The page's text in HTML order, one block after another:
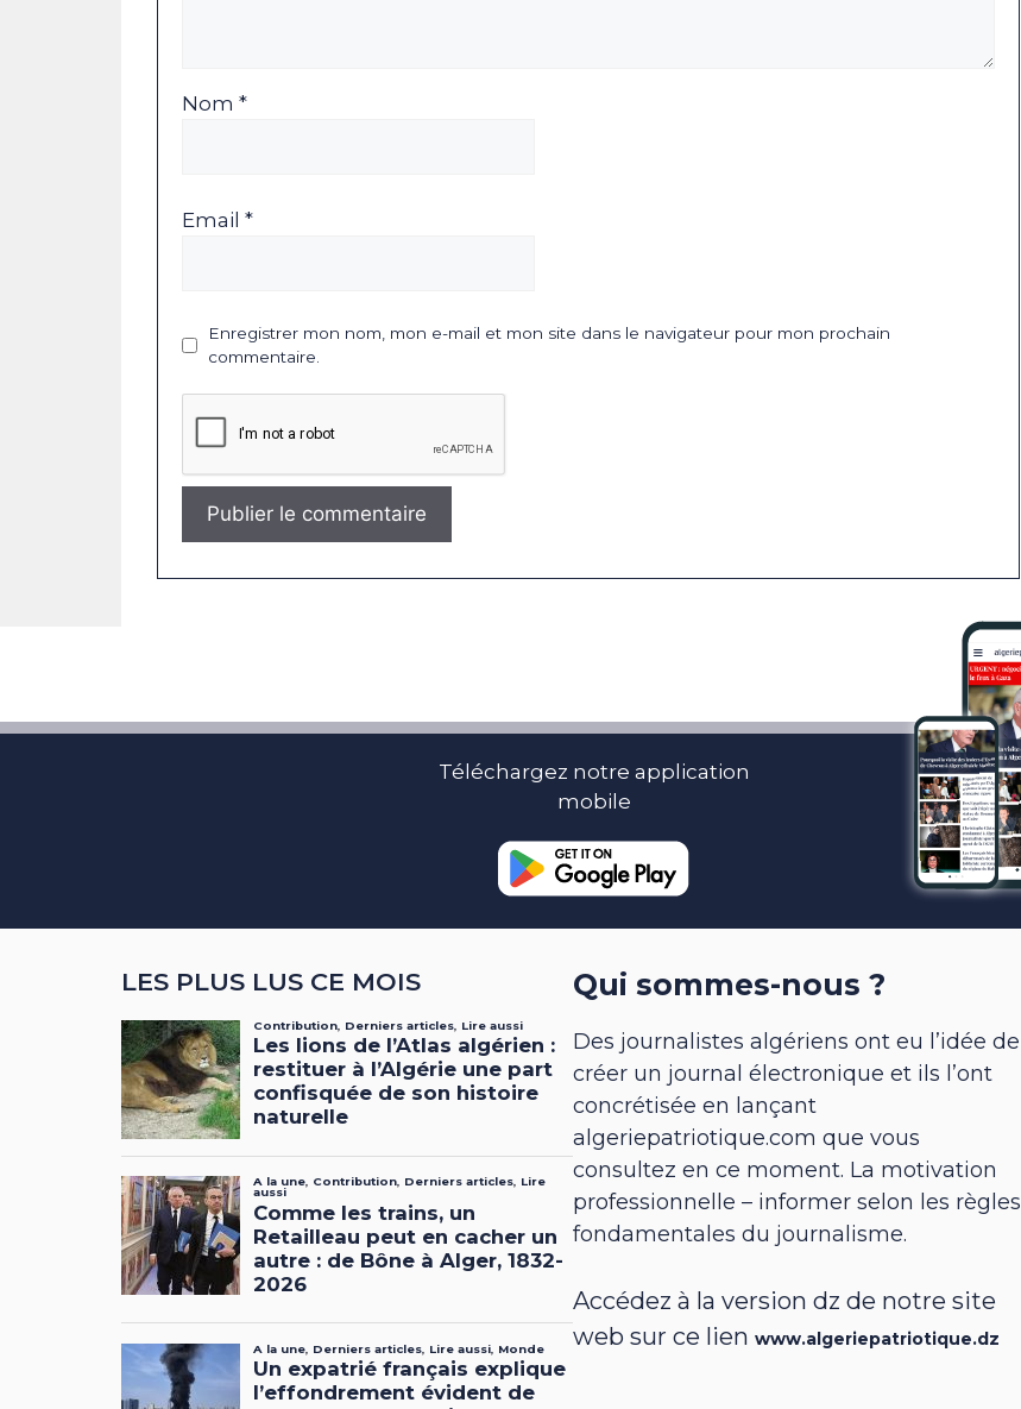
Nom *
Email *
Enregistrer mon nom, mon e-mail et mon site dans le navigateur pour mon prochain
commentaire.
Téléchargez notre application
mobile
LES PLUS LUS CE MOIS Qui sommes-nous ?
Des journalistes algériens ont eu l’idée de
créer un journal électronique et ils l’ont
concrétisée en lançant
algeriepatriotique.com que vous
consultez en ce moment. La motivation
professionnelle – informer selon les règles
fondamentales du journalisme.
Accédez à la version dz de notre site
web sur ce lienwww.algeriepatriotique.dz